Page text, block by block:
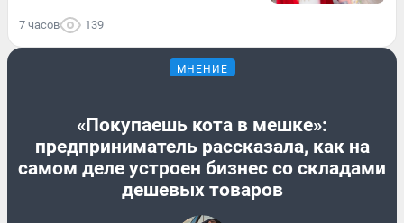
7 часов 139
МНЕНИЕ
«Покупаешь кота в мешке»:
предприниматель рассказала, как на
самом деле устроен бизнес со складами
дешевых товаров